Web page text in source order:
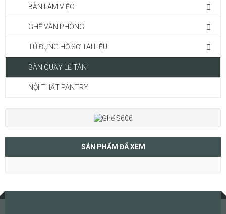
BÀN LÀM VIỆC
GHẾ VĂN PHÒNG
TỦ ĐỰNG HỒ SƠ TÀI LIỆU
BÀN QUẦY LỄ TÂN
NỘI THẤT PANTRY
SẢN PHẨM ĐÃ XEM